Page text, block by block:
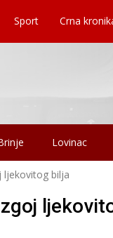
Sport Crna
Lovinac
ljekovitog bilja